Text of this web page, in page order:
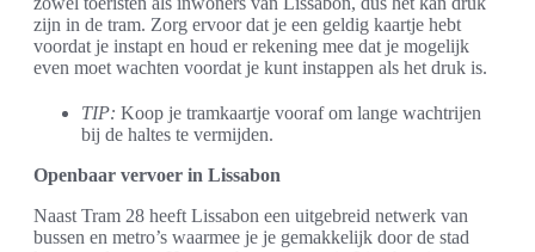
zijn in de tram. Zorg ervoor dat je een geldig kaartje hebt
voordat je instapt en houd er rekening mee dat je mogelijk
even moet wachten voordat je kunt instappen als het druk is.
TIP: Koop je tramkaartje vooraf om lange wachtrijen
bij de haltes te vermijden.
Openbaar vervoer in Lissabon
Naast Tram 28 heeft Lissabon een uitgebreid netwerk van
bussen en metro’s waarmee je je gemakkelijk door de stad